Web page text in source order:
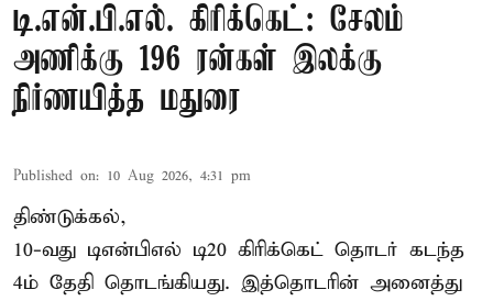
டி.என்.பி.எல். கிரிக்கெட்: சேலம்
அணிக்கு 196 ரன்கள் இலக்கு
நிர்ணயித்த மதுரை
Published on: 10 Aug 2026, 4:31 pm
திண்டுக்கல்,
10-வது டிஎன்பிஎல் டி20 கிரிக்கெட் தொடர் கடந்த
4ம் தேதி தொடங்கியது. இத்தொடரின் அனைத்து